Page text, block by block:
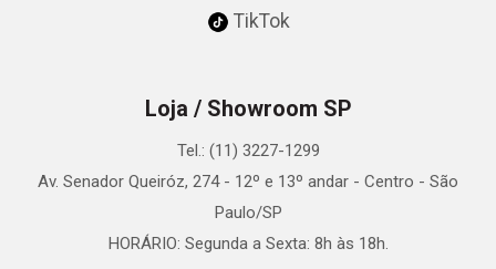
TikTok
Loja / Showroom SP
Tel.: (11) 3227-1299
Av. Senador Queiróz, 274 - 12º e 13º andar - Centro - São
Paulo/SP
HORÁRIO: Segunda a Sexta: 8h às 18h.